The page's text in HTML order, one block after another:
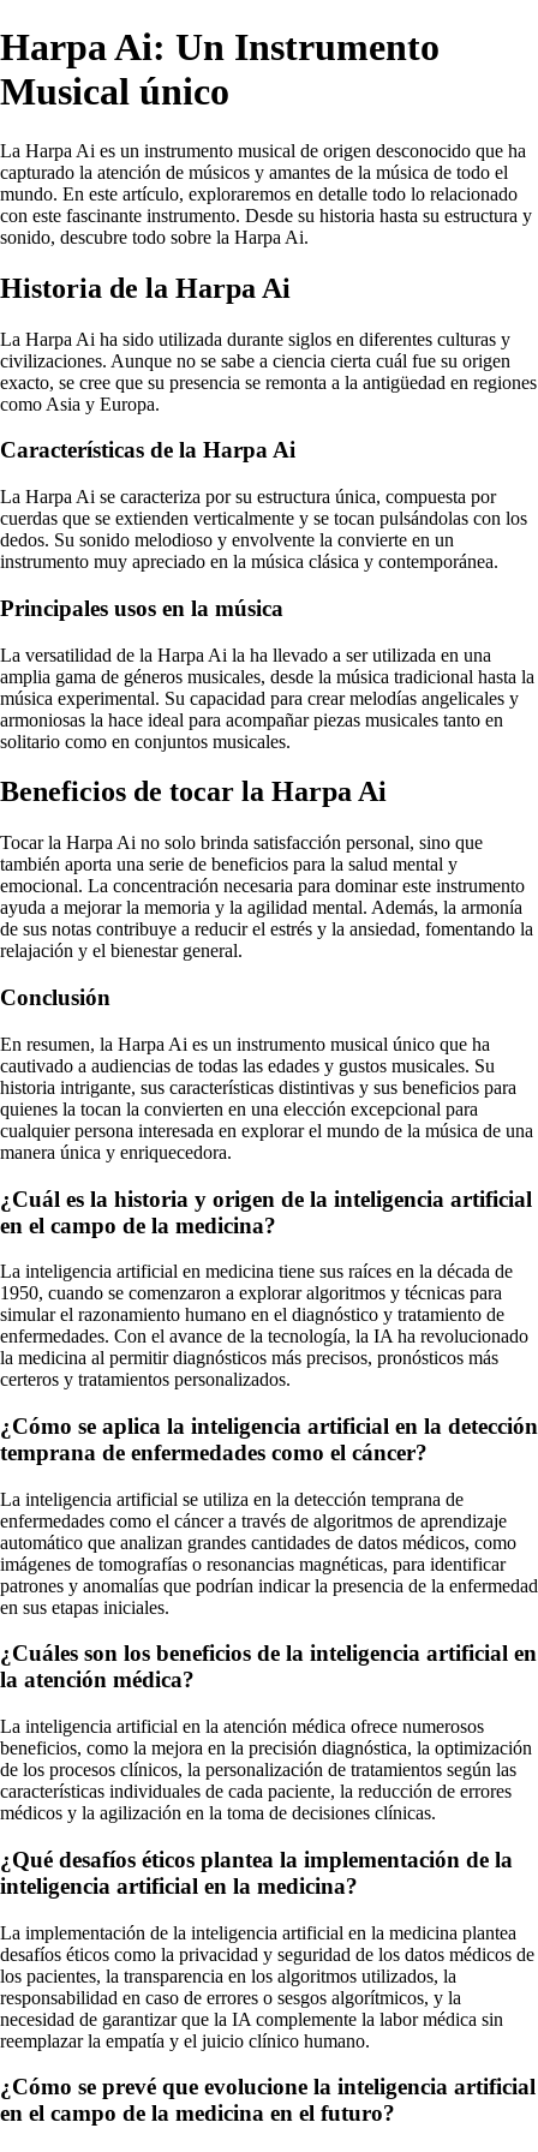
Harpa Ai: Un Instrumento
Musical único
La Harpa Ai es un instrumento musical de origen desconocido que ha
capturado la atención de músicos y amantes de la música de todo el
mundo. En este artículo, exploraremos en detalle todo lo relacionado
con este fascinante instrumento. Desde su historia hasta su estructura y
sonido, descubre todo sobre la Harpa Ai.
Historia de la Harpa Ai
La Harpa Ai ha sido utilizada durante siglos en diferentes culturas y
civilizaciones. Aunque no se sabe a ciencia cierta cuál fue su origen
exacto, se cree que su presencia se remonta a la antigüedad en regiones
como Asia y Europa.
Características de la Harpa Ai
La Harpa Ai se caracteriza por su estructura única, compuesta por
cuerdas que se extienden verticalmente y se tocan pulsándolas con los
dedos. Su sonido melodioso y envolvente la convierte en un
instrumento muy apreciado en la música clásica y contemporánea.
Principales usos en la música
La versatilidad de la Harpa Ai la ha llevado a ser utilizada en una
amplia gama de géneros musicales, desde la música tradicional hasta la
música experimental. Su capacidad para crear melodías angelicales y
armoniosas la hace ideal para acompañar piezas musicales tanto en
solitario como en conjuntos musicales.
Beneficios de tocar la Harpa Ai
Tocar la Harpa Ai no solo brinda satisfacción personal, sino que
también aporta una serie de beneficios para la salud mental y
emocional. La concentración necesaria para dominar este instrumento
ayuda a mejorar la memoria y la agilidad mental. Además, la armonía
de sus notas contribuye a reducir el estrés y la ansiedad, fomentando la
relajación y el bienestar general.
Conclusión
En resumen, la Harpa Ai es un instrumento musical único que ha
cautivado a audiencias de todas las edades y gustos musicales. Su
historia intrigante, sus características distintivas y sus beneficios para
quienes la tocan la convierten en una elección excepcional para
cualquier persona interesada en explorar el mundo de la música de una
manera única y enriquecedora.
¿Cuál es la historia y origen de la inteligencia artificial
en el campo de la medicina?
La inteligencia artificial en medicina tiene sus raíces en la década de
1950, cuando se comenzaron a explorar algoritmos y técnicas para
simular el razonamiento humano en el diagnóstico y tratamiento de
enfermedades. Con el avance de la tecnología, la IA ha revolucionado
la medicina al permitir diagnósticos más precisos, pronósticos más
certeros y tratamientos personalizados.
¿Cómo se aplica la inteligencia artificial en la detección
temprana de enfermedades como el cáncer?
La inteligencia artificial se utiliza en la detección temprana de
enfermedades como el cáncer a través de algoritmos de aprendizaje
automático que analizan grandes cantidades de datos médicos, como
imágenes de tomografías o resonancias magnéticas, para identificar
patrones y anomalías que podrían indicar la presencia de la enfermedad
en sus etapas iniciales.
¿Cuáles son los beneficios de la inteligencia artificial en
la atención médica?
La inteligencia artificial en la atención médica ofrece numerosos
beneficios, como la mejora en la precisión diagnóstica, la optimización
de los procesos clínicos, la personalización de tratamientos según las
características individuales de cada paciente, la reducción de errores
médicos y la agilización en la toma de decisiones clínicas.
¿Qué desafíos éticos plantea la implementación de la
inteligencia artificial en la medicina?
La implementación de la inteligencia artificial en la medicina plantea
desafíos éticos como la privacidad y seguridad de los datos médicos de
los pacientes, la transparencia en los algoritmos utilizados, la
responsabilidad en caso de errores o sesgos algorítmicos, y la
necesidad de garantizar que la IA complemente la labor médica sin
reemplazar la empatía y el juicio clínico humano.
¿Cómo se prevé que evolucione la inteligencia artificial
en el campo de la medicina en el futuro?